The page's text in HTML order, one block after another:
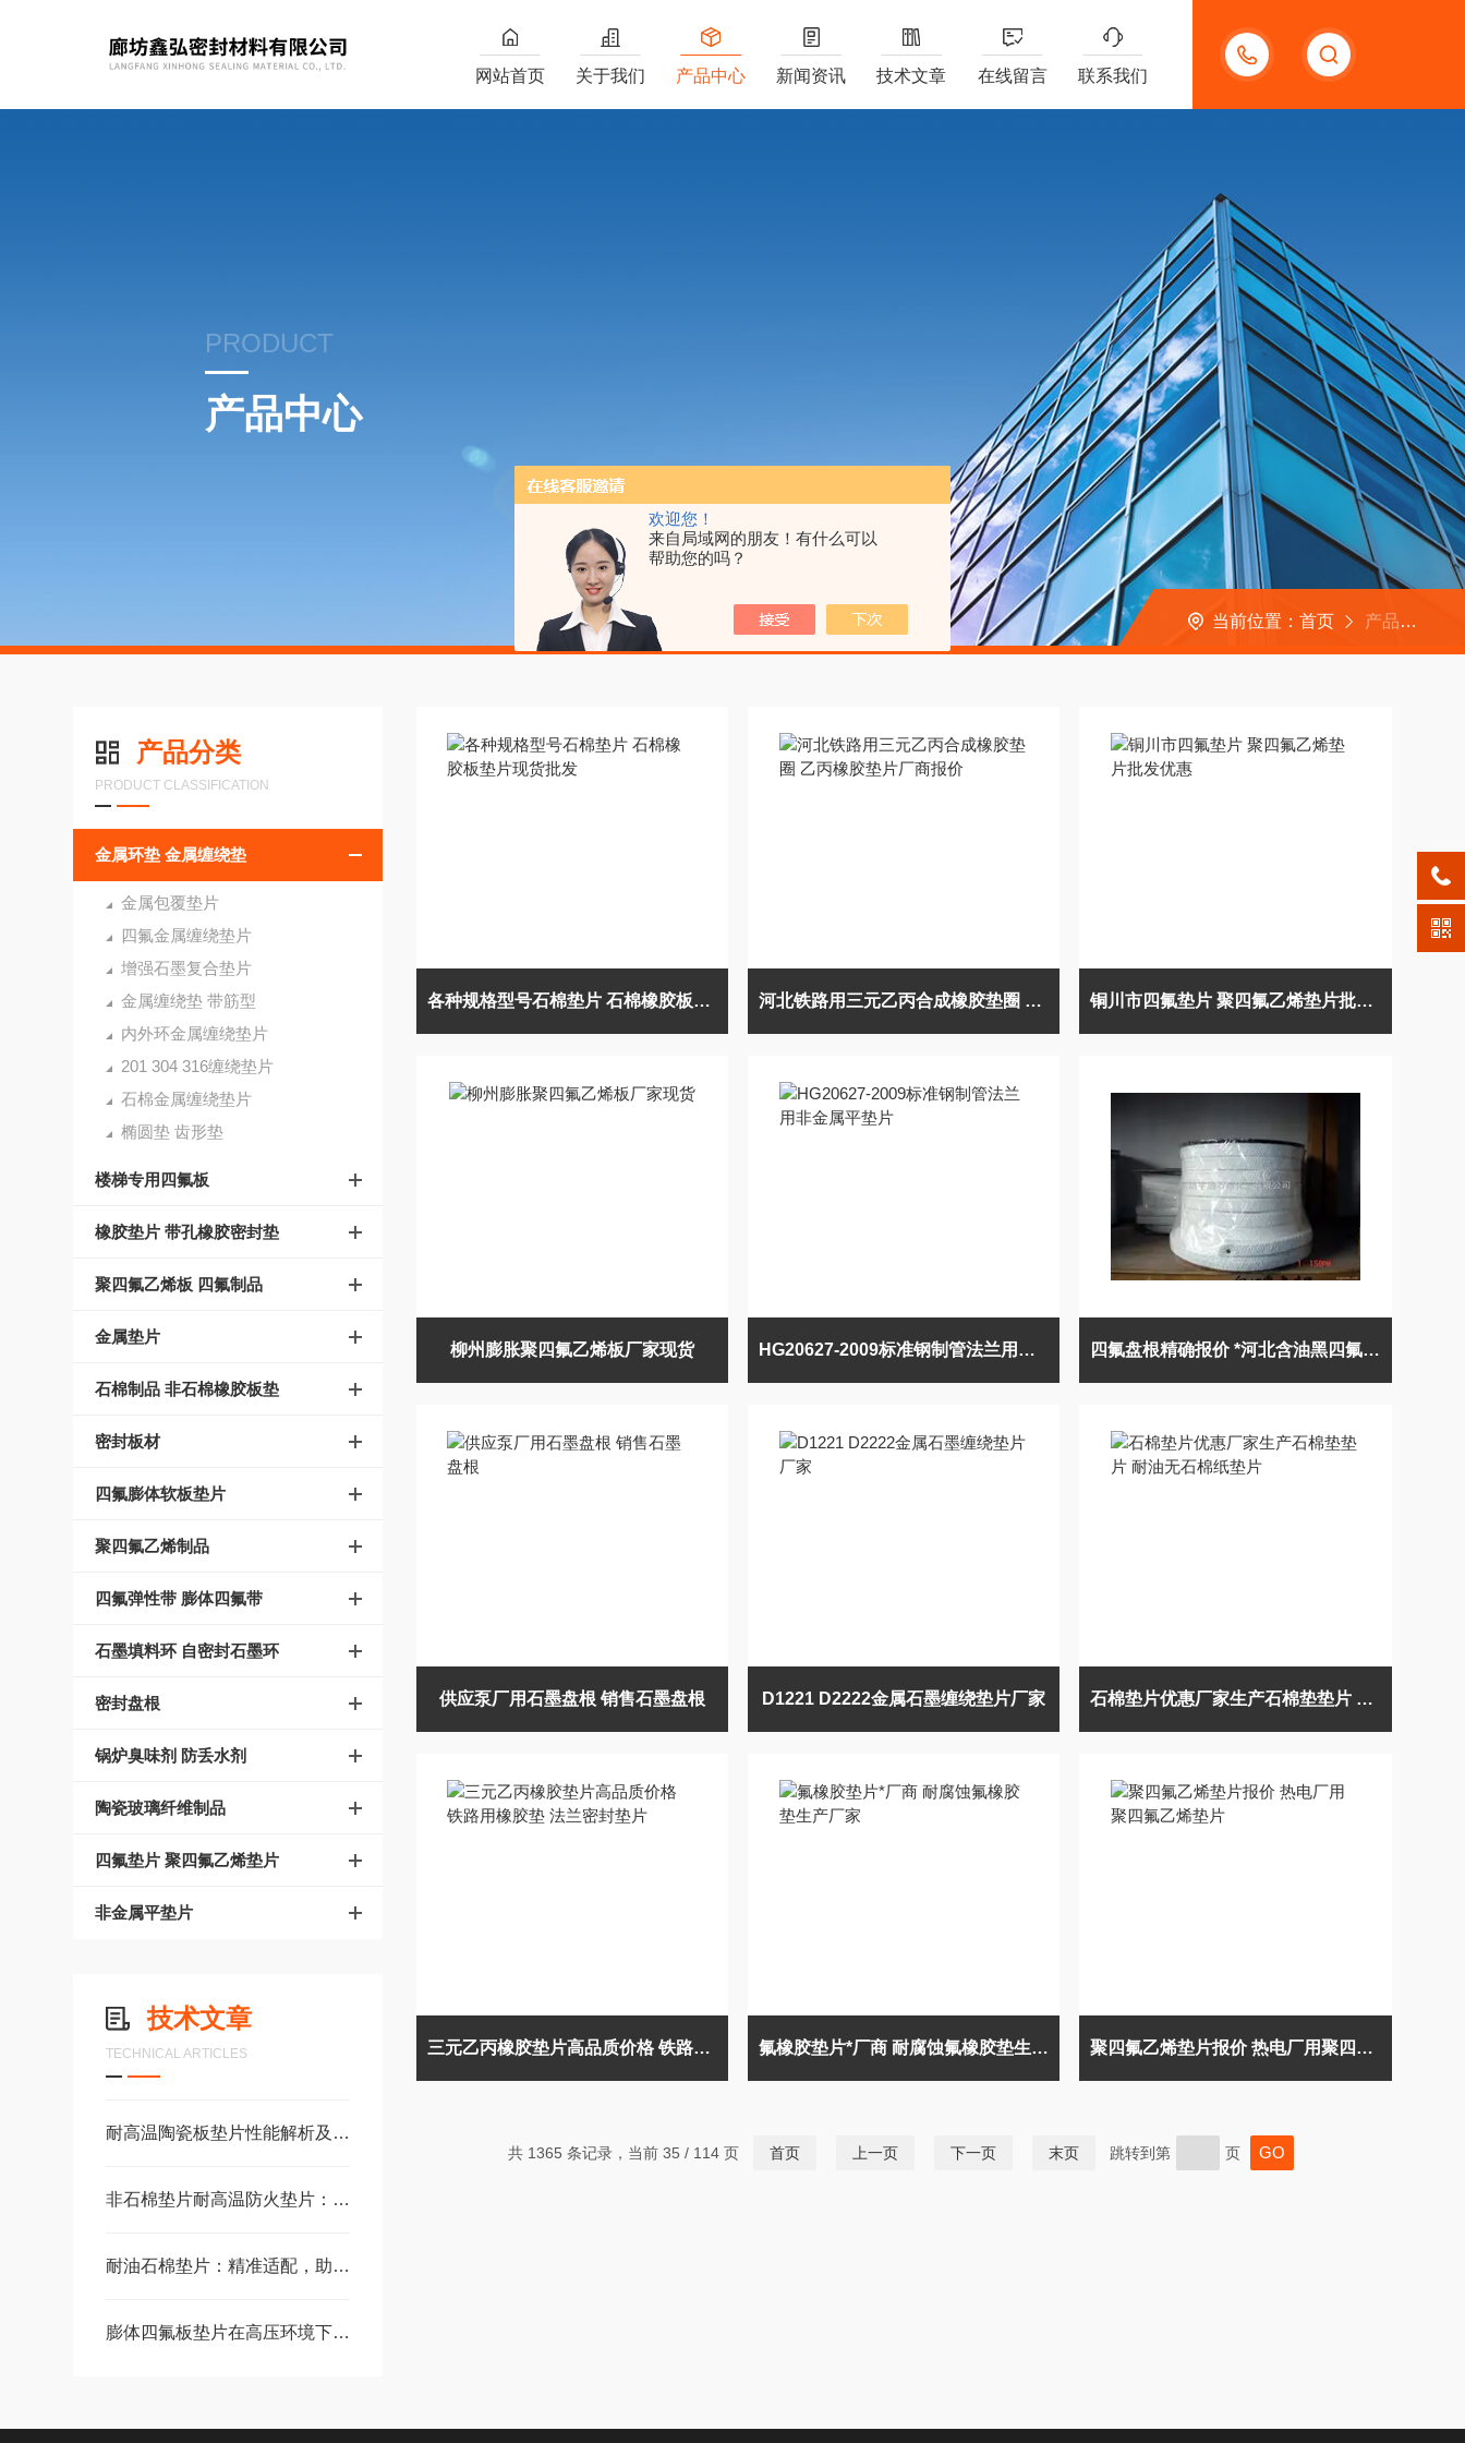
欢迎您！
来自局域网的朋友！有什么可以
帮助您的吗？
13191957898
网站首页 关于我们 产品中心 新闻资讯 技术文章 在线留言 联系我们
PRODUCT
产品中心
当前位置：首页 产品中心
产品分类
PRODUCT CLASSIFICATION
金属环垫 金属缠绕垫
金属包覆垫片
四氟金属缠绕垫片
增强石墨复合垫片
金属缠绕垫 带筋型
内外环金属缠绕垫片
201 304 316缠绕垫片
石棉金属缠绕垫片
椭圆垫 齿形垫
楼梯专用四氟板
橡胶垫片 带孔橡胶密封垫
聚四氟乙烯板 四氟制品
金属垫片
石棉制品 非石棉橡胶板垫
密封板材
四氟膨体软板垫片
聚四氟乙烯制品
四氟弹性带 膨体四氟带
石墨填料环 自密封石墨环
密封盘根
锅炉臭味剂 防丢水剂
陶瓷玻璃纤维制品
四氟垫片 聚四氟乙烯垫片
非金属平垫片
技术文章
TECHNICAL ARTICLES
耐高温陶瓷板垫片性能解析及工业高温场景应用
非石棉垫片耐高温防火垫片：工业密封安全新选择
耐油石棉垫片：精准适配，助力设备稳定运行无泄漏
膨体四氟板垫片在高压环境下的应用
各种规格型号石棉垫片 石棉橡胶板垫片现货批发 河北铁路用三元乙丙合成橡胶垫圈 乙丙橡胶垫片厂商报价 铜川市四氟垫片 聚四氟乙烯垫片批发优惠
柳州膨胀聚四氟乙烯板厂家现货 HG20627-2009标准钢制管法兰用非金属平垫片 四氟盘根精确报价 *河北含油黑四氟盘根
供应泵厂用石墨盘根 销售石墨盘根 D1221 D2222金属石墨缠绕垫片厂家 石棉垫片优惠厂家生产石棉垫垫片 耐油无石棉纸垫片
三元乙丙橡胶垫片高品质价格 铁路用橡胶垫 法兰密封垫片 氟橡胶垫片*厂商 耐腐蚀氟橡胶垫生产厂家 聚四氟乙烯垫片报价 热电厂用聚四氟乙烯垫片
共 1365 条记录，当前 35 / 114 页 首页 上一页 下一页 末页 跳转到第 页